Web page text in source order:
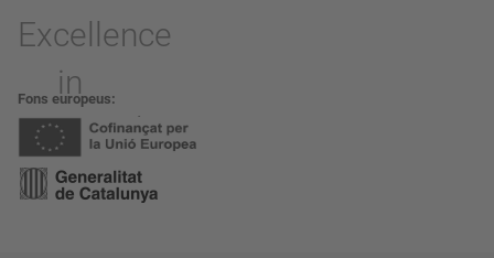
Fons europeus